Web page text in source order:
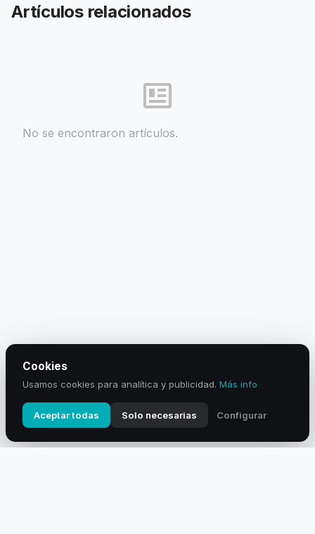
Cookies
Usamos cookies para analítica y publicidad. Más info
Aceptar todas Solo necesarias Configurar
Artículos relacionados
No se encontraron artículos.